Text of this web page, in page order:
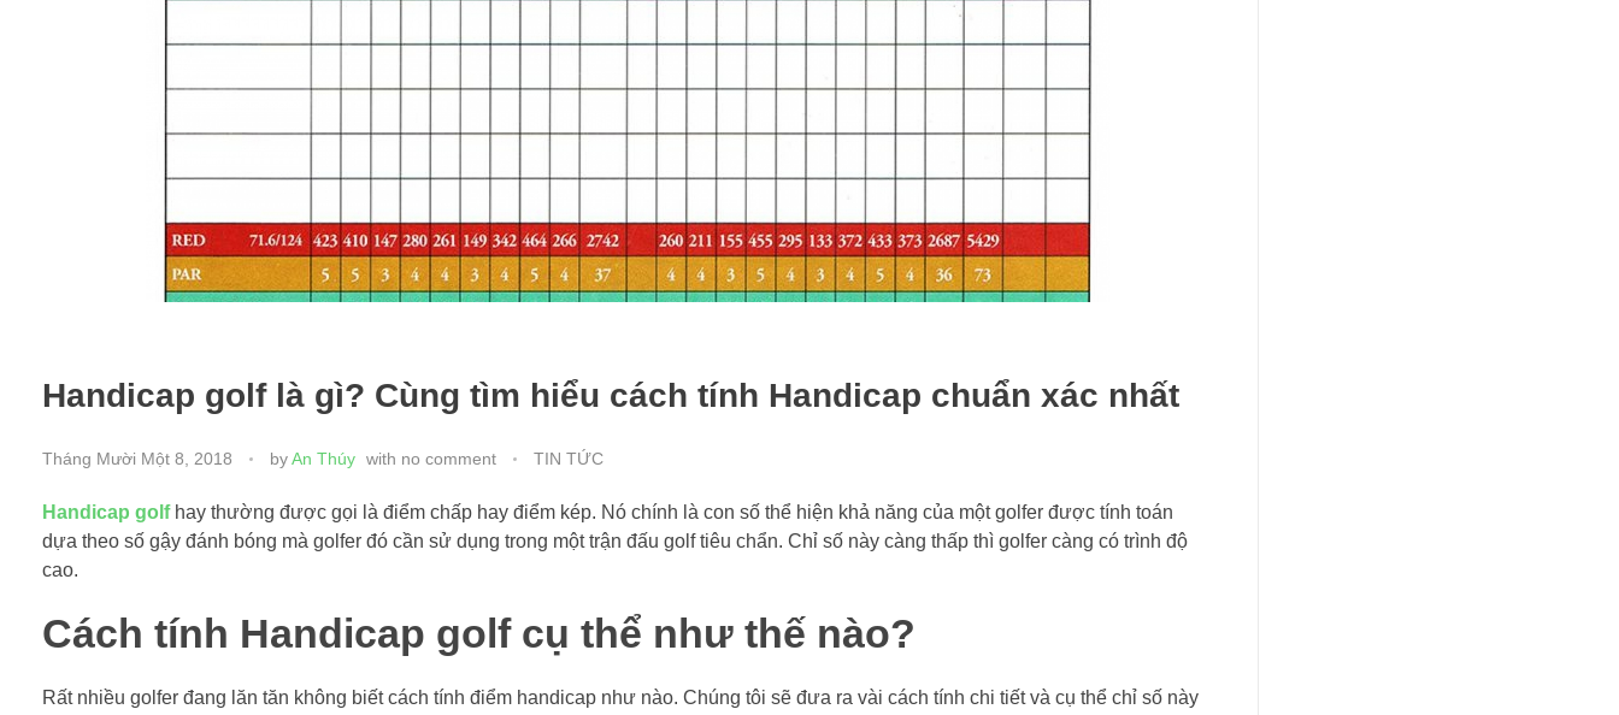
Handicap golf là gì? Cùng tìm hiểu cách tính Handicap chuẩn xác nhất
Tháng Mười Một 8, 2018 byAn Thúy with no comment TIN TỨC
Handicap golfhay thường được gọi là điểm chấp hay điểm kép. Nó chính là con số thể hiện khả năng của một golfer được tính toán
dựa theo số gậy đánh bóng mà golfer đó cần sử dụng trong một trận đấu golf tiêu chẩn. Chỉ số này càng thấp thì golfer càng có trình độ
cao.
Cách tính Handicap golf cụ thể như thế nào?
Rất nhiều golfer đang lăn tăn không biết cách tính điểm handicap như nào. Chúng tôi sẽ đưa ra vài cách tính chi tiết và cụ thể chỉ số này